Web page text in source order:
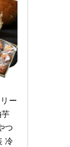
ー
つ
冷